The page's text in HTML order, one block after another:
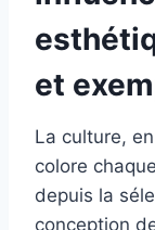
et
La culture,
colore
depuis la
conception